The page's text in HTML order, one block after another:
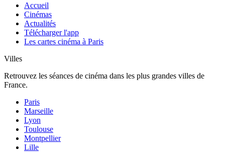
Accueil
Cinémas
Actualités
Télécharger l'app
Les cartes cinéma à Paris
Villes
Retrouvez les séances de cinéma dans les plus grandes villes de
France.
Paris
Marseille
Lyon
Toulouse
Montpellier
Lille